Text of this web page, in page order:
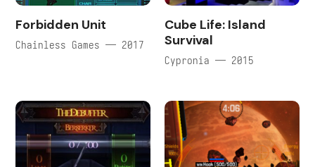
Forbidden Unit
Chainless Games — 2017
Cube Life: Island
Survival
Cypronia — 2015